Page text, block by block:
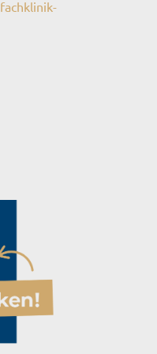
fachklinik-